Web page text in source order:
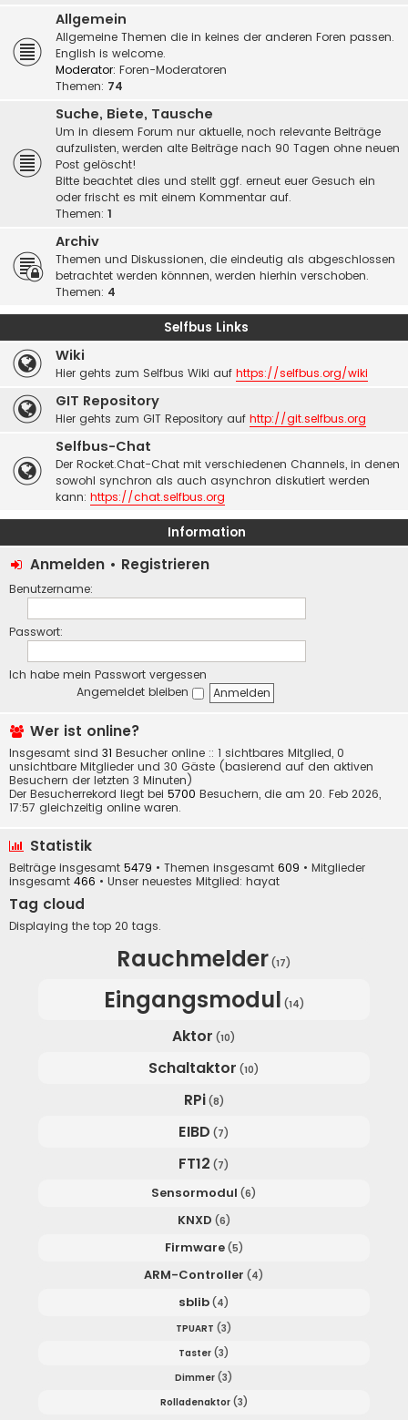
Allgemein
Allgemeine Themen die in keines der anderen Foren passen.
English is welcome.
Moderator: Foren-Moderatoren
Themen: 74
Suche, Biete, Tausche
Um in diesem Forum nur aktuelle, noch relevante Beiträge
aufzulisten, werden alte Beiträge nach 90 Tagen ohne neuen
Post gelöscht!
Bitte beachtet dies und stellt ggf. erneut euer Gesuch ein
oder frischt es mit einem Kommentar auf.
Themen: 1
Archiv
Themen und Diskussionen, die eindeutig als abgeschlossen
betrachtet werden könnnen, werden hierhin verschoben.
Themen: 4
Selfbus Links
Wiki
Hier gehts zum Selfbus Wiki auf https://selfbus.org/wiki
GIT Repository
Hier gehts zum GIT Repository auf http://git.selfbus.org
Selfbus-Chat
Der Rocket.Chat-Chat mit verschiedenen Channels, in denen
sowohl synchron als auch asynchron diskutiert werden
kann: https://chat.selfbus.org
Information
Anmelden • Registrieren
Benutzername:
Passwort:
Ich habe mein Passwort vergessen
Angemeldet bleiben
Wer ist online?
Insgesamt sind 31 Besucher online :: 1 sichtbares Mitglied, 0
unsichtbare Mitglieder und 30 Gäste (basierend auf den aktiven
Besuchern der letzten 3 Minuten)
Der Besucherrekord liegt bei 5700 Besuchern, die am 20. Feb 2026,
17:57 gleichzeitig online waren.
Statistik
Beiträge insgesamt 5479 • Themen insgesamt 609 • Mitglieder
insgesamt 466 • Unser neuestes Mitglied: hayat
Tag cloud
Displaying the top 20 tags.
Rauchmelder (17)
Eingangsmodul (14)
Aktor (10)
Schaltaktor (10)
RPi (8)
EIBD (7)
FT12 (7)
Sensormodul (6)
KNXD (6)
Firmware (5)
ARM-Controller (4)
sblib (4)
TPUART (3)
Taster (3)
Dimmer (3)
Rolladenaktor (3)